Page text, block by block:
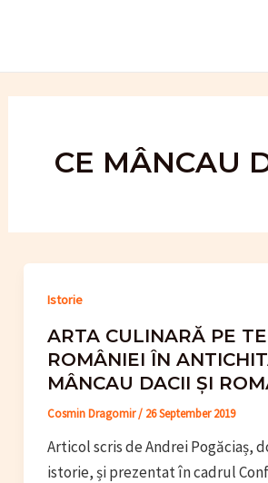
CE MÂNCAU
Istorie
ARTA CULINARĂ PE
ROMÂNIEI ÎN
MÂNCAU DACII ȘI
Cosmin Dragomir/ 26 September 2019
Articol scris de Andrei Pogăciaș,
istorie, și prezentat în cadrul